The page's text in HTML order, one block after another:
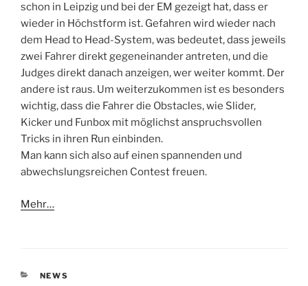
schon in Leipzig und bei der EM gezeigt hat, dass er
wieder in Höchstform ist. Gefahren wird wieder nach
dem Head to Head-System, was bedeutet, dass jeweils
zwei Fahrer direkt gegeneinander antreten, und die
Judges direkt danach anzeigen, wer weiter kommt. Der
andere ist raus. Um weiterzukommen ist es besonders
wichtig, dass die Fahrer die Obstacles, wie Slider,
Kicker und Funbox mit möglichst anspruchsvollen
Tricks in ihren Run einbinden.
Man kann sich also auf einen spannenden und
abwechslungsreichen Contest freuen.
Mehr…
KATEGORIEN
NEWS